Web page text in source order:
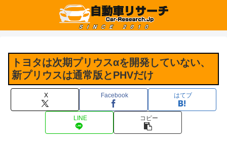
トヨタは次期プリウスαを開発していない、
新プリウスは通常版とPHVだけ
X Facebook はてブ
LINE コピー